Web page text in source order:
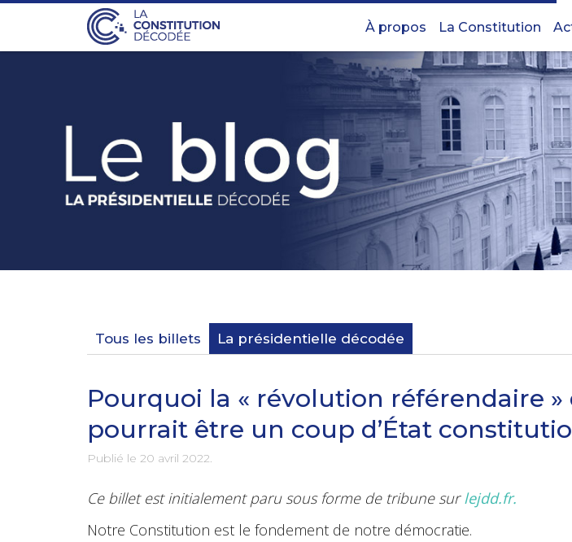
À propos La Constitution
Tous les billets La présidentielle décodée
Pourquoi la « révolution référendaire »
pourrait être un coup d’État
Publié le 20 avril 2022.
Ce billet est initialement paru sous forme de tribune sur lejdd.fr.
Notre Constitution est le fondement de notre démocratie.